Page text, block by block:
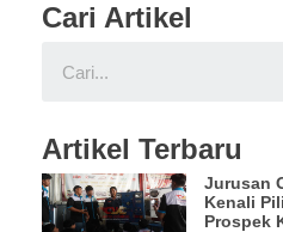
Cari Artikel
Artikel Terbaru
Jurusan
Kenali
Prospek